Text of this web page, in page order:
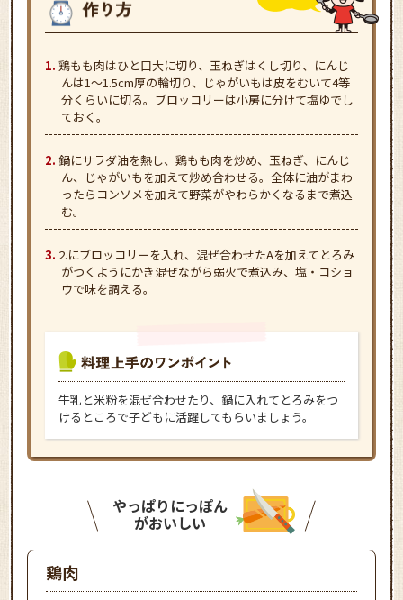
鶏もも肉はひと口大に切り、玉ねぎはくし切り、にんじ
んは1～1.5cm厚の輪切り、じゃがいもは皮をむいて4等
分くらいに切る。ブロッコリーは小房に分けて塩ゆでし
ておく。
鍋にサラダ油を熱し、鶏もも肉を炒め、玉ねぎ、にんじ
ん、じゃがいもを加えて炒め合わせる。全体に油がまわ
ったらコンソメを加えて野菜がやわらかくなるまで煮込
む。
2.にブロッコリーを入れ、混ぜ合わせたAを加えてとろみ
がつくようにかき混ぜながら弱火で煮込み、塩・コショ
ウで味を調える。
牛乳と米粉を混ぜ合わせたり、鍋に入れてとろみをつ
けるところで子どもに活躍してもらいましょう。
やっぱりにっぽん
がおいしい
鶏肉